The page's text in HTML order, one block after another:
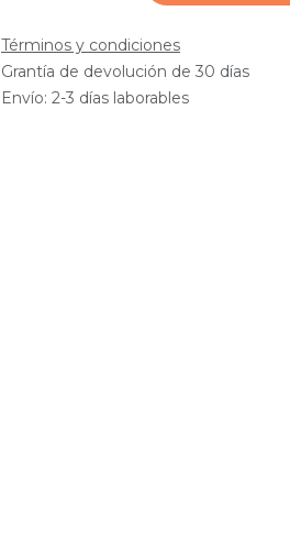
Términos y condiciones
Grantía de devolución de 30 días
Envío: 2-3 días laborables